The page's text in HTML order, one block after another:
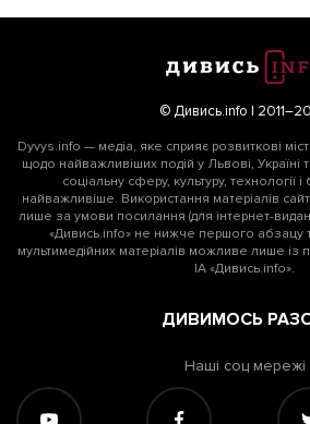
[email protected] Реклама на
Політика конфіденційності
Підтримати
© Дивись.info |
Dyvys.info — медіа, яке сприяє розвиткові
щодо найважливіших подій у Львові, Україні
соціальну сферу, культуру, технології
найважливіше. Використання матеріалів
лише за умови посилання (для інтернет-
«Дивись.info» не нижче першого абзацу
мультимедійних матеріалів можливе лише
ІА «Дивись.info».
ДИВИМОСЬ
Наші соц мережі